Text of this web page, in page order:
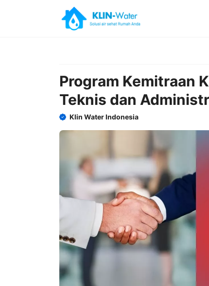
Program Kemitraan
Teknis dan
Klin Water Indonesia